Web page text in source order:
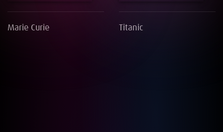
Marie Curie Titanic